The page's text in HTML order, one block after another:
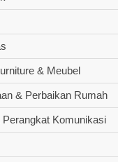
& Meubel
& Perbaikan Rumah
Komunikasi